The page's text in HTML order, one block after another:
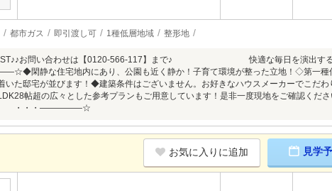
都市ガス 即引渡し可 1種低層地域 整形地
お問い合わせは【0120-566-117】まで♪ 快適な毎日を演出
閑静な住宅地内にあり、公園も近く静か！子育て環境が整った立地！◇第一種
いた邸宅が並びます！◆建築条件はございません。お好きなハウスメーカーでこだ
帖超の広々とした参考プランもご用意しています！是非一度現地をご確
・・―――――☆
お気に入りに追加 見学